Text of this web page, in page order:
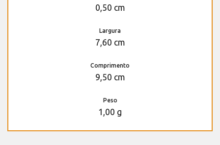
0,50 cm
Largura
7,60 cm
Comprimento
9,50 cm
Peso
1,00 g